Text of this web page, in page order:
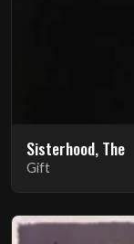
Sisterhood, The
Gift